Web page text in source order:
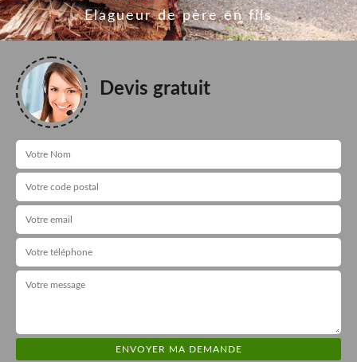
Elagueur de père en fils
Devis gratuit